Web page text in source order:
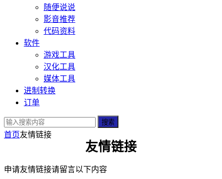
随便说说
影音推荐
代码资料
软件
游戏工具
汉化工具
媒体工具
进制转换
订单
搜索
首页友情链接
友情链接
申请友情链接请留言以下内容